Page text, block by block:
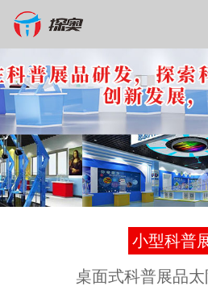
小型科普
桌面式科普展品